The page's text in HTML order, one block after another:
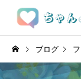
ブログ